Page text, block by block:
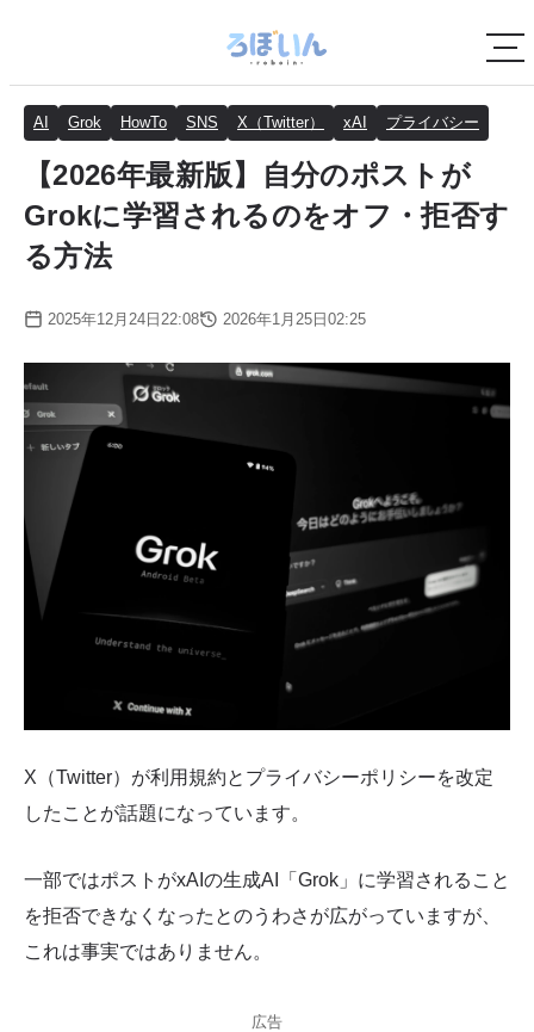
AI Grok HowTo SNS X（Twitter） xAI プライバシー
【2026年最新版】自分のポストが
Grokに学習されるのをオフ・拒否す
る方法
2025年12月24日22:08 2026年1月25日02:25
X（Twitter）が利用規約とプライバシーポリシーを改定
したことが話題になっています。
一部ではポストがxAIの生成AI「Grok」に学習されること
を拒否できなくなったとのうわさが広がっていますが、
これは事実ではありません。
広告